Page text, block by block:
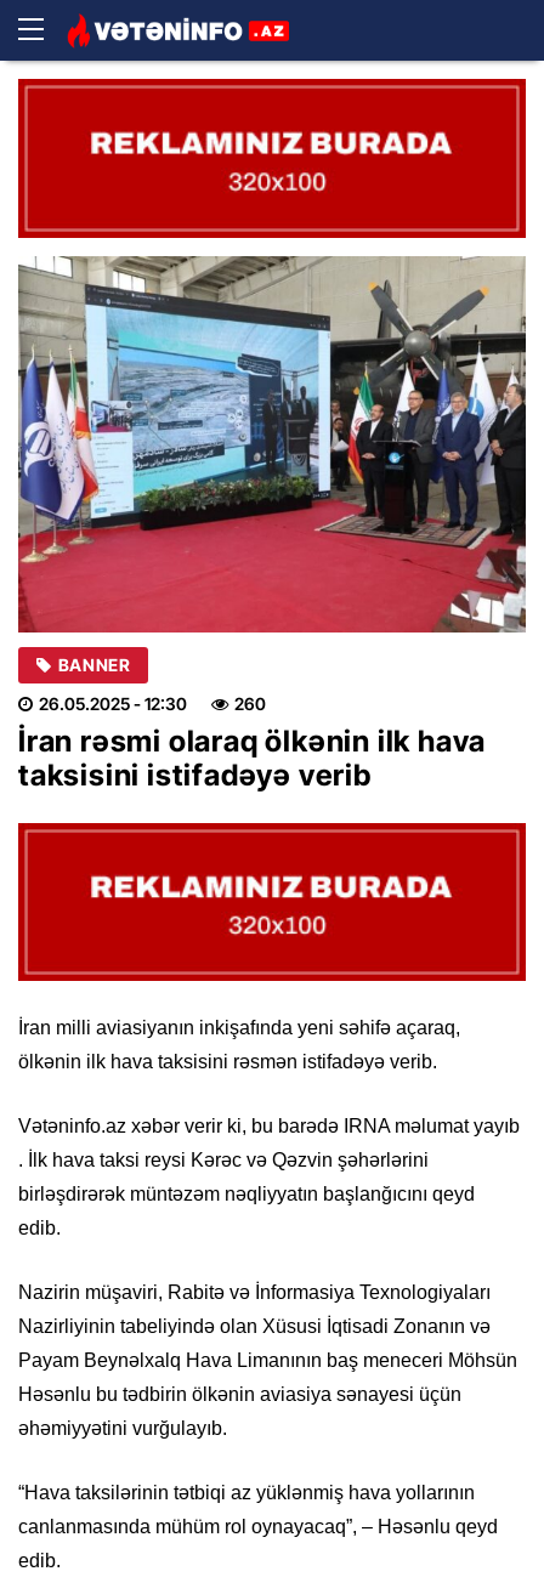
BANNER
26.05.2025- 12:30 260
İran rəsmi olaraq ölkənin ilk hava
taksisini istifadəyə verib
İran milli aviasiyanın inkişafında yeni səhifə açaraq,
ölkənin ilk hava taksisini rəsmən istifadəyə verib.
Vətəninfo.az xəbər verir ki, bu barədə IRNAməlumat yayıb
. İlk hava taksi reysi Kərəc və Qəzvin şəhərlərini
birləşdirərək müntəzəm nəqliyyatın başlanğıcını qeyd
edib.
Nazirin müşaviri, Rabitə və İnformasiya Texnologiyaları
Nazirliyinin tabeliyində olan Xüsusi İqtisadi Zonanın və
Payam Beynəlxalq Hava Limanının baş meneceri Möhsün
Həsənlu bu tədbirin ölkənin aviasiya sənayesi üçün
əhəmiyyətini vurğulayıb.
“Hava taksilərinin tətbiqi az yüklənmiş hava yollarının
canlanmasında mühüm rol oynayacaq”, – Həsənlu qeyd
edib.